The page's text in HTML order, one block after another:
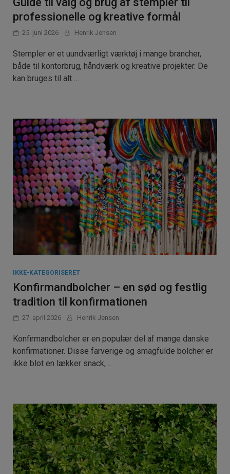
professionelle og kreative formål
25. juni 2026 Henrik Jensen
Stempler er et uundværligt værktøj i mange brancher,
både til kontorbrug, håndværk og kreative projekter. De
kan bruges til alt …
IKKE-KATEGORISERET
Konfirmandbolcher – en sød og festlig
tradition til konfirmationen
27. april 2026 Henrik Jensen
Konfirmandbolcher er en populær del af mange danske
konfirmationer. Disse farverige og smagfulde bolcher er
ikke blot en lækker snack, …